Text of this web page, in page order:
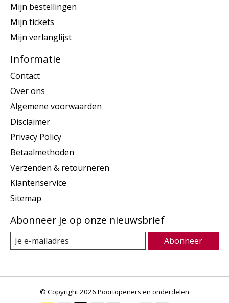
Mijn bestellingen
Mijn tickets
Mijn verlanglijst
Informatie
Contact
Over ons
Algemene voorwaarden
Disclaimer
Privacy Policy
Betaalmethoden
Verzenden & retourneren
Klantenservice
Sitemap
Abonneer je op onze nieuwsbrief
Abonneer
© Copyright 2026 Poortopeners en onderdelen